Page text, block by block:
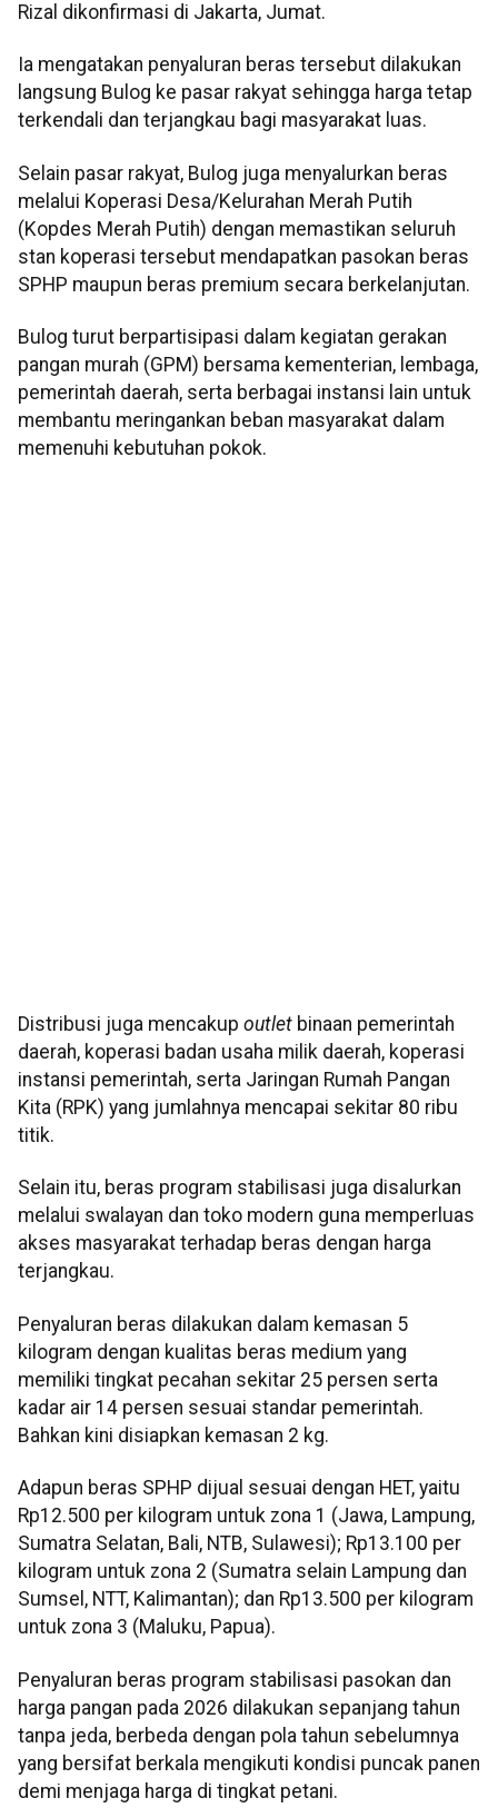
Rizal dikonfirmasi di Jakarta, Jumat.
Ia mengatakan penyaluran beras tersebut dilakukan
langsung Bulog ke pasar rakyat sehingga harga tetap
terkendali dan terjangkau bagi masyarakat luas.
Selain pasar rakyat, Bulog juga menyalurkan beras
melalui Koperasi Desa/Kelurahan Merah Putih
(Kopdes Merah Putih) dengan memastikan seluruh
stan koperasi tersebut mendapatkan pasokan beras
SPHP maupun beras premium secara berkelanjutan.
Bulog turut berpartisipasi dalam kegiatan gerakan
pangan murah (GPM) bersama kementerian, lembaga,
pemerintah daerah, serta berbagai instansi lain untuk
membantu meringankan beban masyarakat dalam
memenuhi kebutuhan pokok.
Distribusi juga mencakup outlet binaan pemerintah
daerah, koperasi badan usaha milik daerah, koperasi
instansi pemerintah, serta Jaringan Rumah Pangan
Kita (RPK) yang jumlahnya mencapai sekitar 80 ribu
titik.
Selain itu, beras program stabilisasi juga disalurkan
melalui swalayan dan toko modern guna memperluas
akses masyarakat terhadap beras dengan harga
terjangkau.
Penyaluran beras dilakukan dalam kemasan 5
kilogram dengan kualitas beras medium yang
memiliki tingkat pecahan sekitar 25 persen serta
kadar air 14 persen sesuai standar pemerintah.
Bahkan kini disiapkan kemasan 2 kg.
Adapun beras SPHP dijual sesuai dengan HET, yaitu
Rp12.500 per kilogram untuk zona 1 (Jawa, Lampung,
Sumatra Selatan, Bali, NTB, Sulawesi); Rp13.100 per
kilogram untuk zona 2 (Sumatra selain Lampung dan
Sumsel, NTT, Kalimantan); dan Rp13.500 per kilogram
untuk zona 3 (Maluku, Papua).
Penyaluran beras program stabilisasi pasokan dan
harga pangan pada 2026 dilakukan sepanjang tahun
tanpa jeda, berbeda dengan pola tahun sebelumnya
yang bersifat berkala mengikuti kondisi puncak panen
demi menjaga harga di tingkat petani.